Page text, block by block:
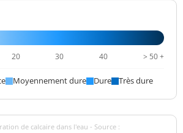
7,3 unité pH
>=6,5 et <=9
unité pH
Aucun
changement
20 30 40 > 50 +
Moyennement dure Dure Très dure
de calcaire dans l'eau - Source :